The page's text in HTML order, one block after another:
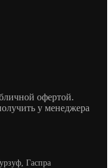
офертой.
у менеджера
Гаспра